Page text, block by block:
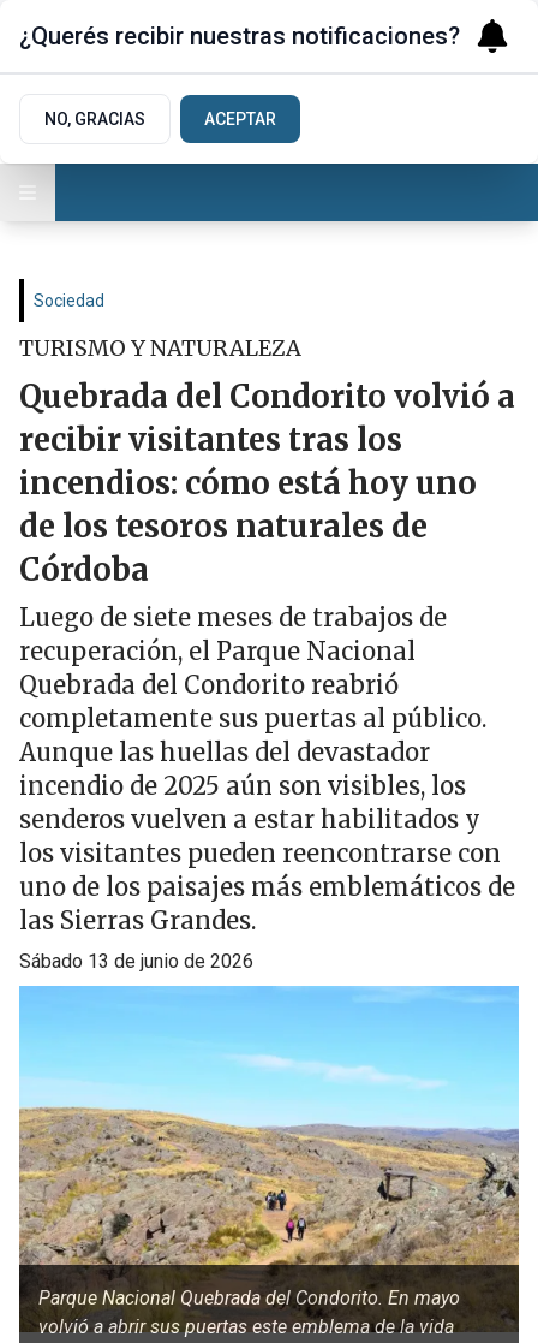
Sociedad
TURISMO Y NATURALEZA
Quebrada del Condorito volvió a
recibir visitantes tras los
incendios: cómo está hoy uno
de los tesoros naturales de
Córdoba
Luego de siete meses de trabajos de
recuperación, el Parque Nacional
Quebrada del Condorito reabrió
completamente sus puertas al público.
Aunque las huellas del devastador
incendio de 2025 aún son visibles, los
senderos vuelven a estar habilitados y
los visitantes pueden reencontrarse con
uno de los paisajes más emblemáticos de
las Sierras Grandes.
sábado 13 de junio de 2026
Parque Nacional Quebrada del Condorito. En mayo
volvió a abrir sus puertas este emblema de la vida
¿Querés recibir nuestras notificaciones?
NO, GRACIAS ACEPTAR